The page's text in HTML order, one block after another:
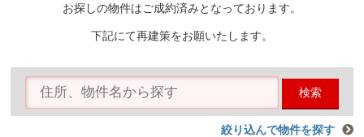
お探しの物件はご成約済みとなっております。
下記にて再建策をお願いたします。
検索
絞り込んで物件を探す